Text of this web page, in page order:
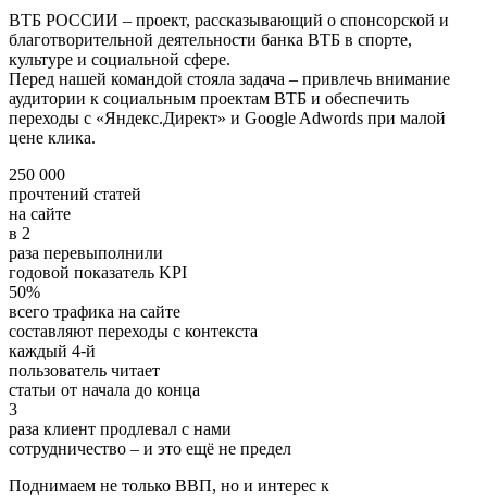
ВТБ РОССИИ – проект, рассказывающий о спонсорской и
благотворительной деятельности банка ВТБ в спорте,
культуре и социальной сфере.
Перед нашей командой стояла задача – привлечь внимание
аудитории к социальным проектам ВТБ и обеспечить
переходы с «Яндекс.Директ» и Google Adwords при малой
цене клика.
250 000
прочтений статей
на сайте
в 2
раза перевыполнили
годовой показатель KPI
50%
всего трафика на сайте
составляют переходы с контекста
каждый 4-й
пользователь читает
статьи от начала до конца
3
раза клиент продлевал с нами
сотрудничество – и это ещё не предел
Поднимаем не только ВВП, но и интерес к